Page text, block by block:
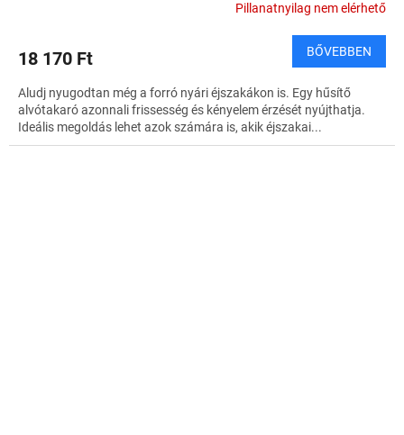
Pillanatnyilag nem elérhető
18 170 Ft BŐVEBBEN
Aludj nyugodtan még a forró nyári éjszakákon is. Egy hűsítő
alvótakaró azonnali frissesség és kényelem érzését nyújthatja.
Ideális megoldás lehet azok számára is, akik éjszakai...